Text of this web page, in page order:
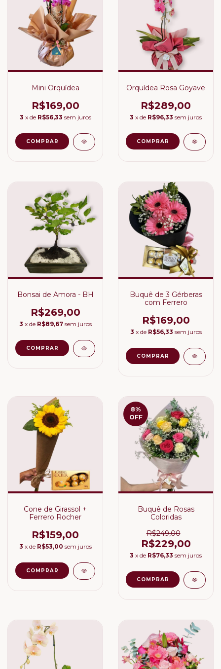
Mini Orquídea
R$169,00
3 x de R$56,33 sem juros
Orquídea Rosa Goyave
R$289,00
3 x de R$96,33 sem juros
Bonsai de Amora - BH
R$269,00
3 x de R$89,67 sem juros
Buquê de 3 Gérberas
com Ferrero
R$169,00
3 x de R$56,33 sem juros
Cone de Girassol +
Ferrero Rocher
R$159,00
3 x de R$53,00 sem juros
8%
OFF
Buquê de Rosas
Coloridas
R$249,00
R$229,00
3 x de R$76,33 sem juros